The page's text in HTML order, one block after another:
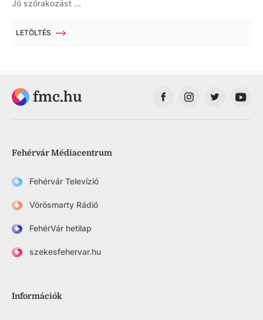
Jó szórakozást ...
LETÖLTÉS
fmc.hu
Fehérvár Médiacentrum
Fehérvár Televízió
Vörösmarty Rádió
FehérVár hetilap
szekesfehervar.hu
Információk